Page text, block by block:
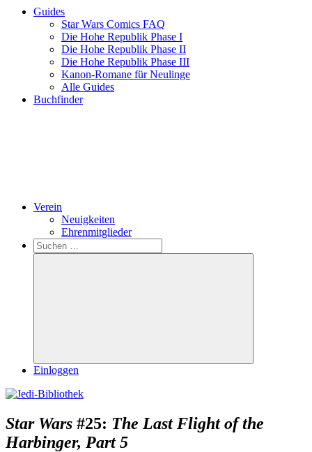
Guides
Star Wars Comics FAQ
Die Hohe Republik Phase I
Die Hohe Republik Phase II
Die Hohe Republik Phase III
Kanon-Romane für Neulinge
Alle Guides
Buchfinder
Verein
Neuigkeiten
Ehrenmitglieder
Search
Suchen
nach:
Suchen
Einloggen
Star Wars #25: The Last Flight of the
Harbinger, Part 5